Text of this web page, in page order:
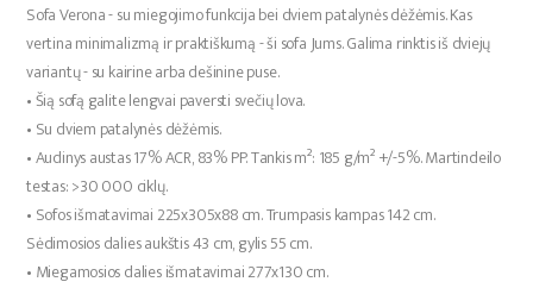
Sofa Verona - su miegojimo funkcija bei dviem patalynės dėžėmis. Kas
vertina minimalizmą ir praktiškumą - ši sofa Jums. Galima rinktis iš dviejų
variantų - su kairine arba dešinine puse.
•Šią sofą galite lengvai paversti svečių lova.
• Su dviem patalynės dėžėmis.
•Audinys austas 17% ACR, 83% PP. Tankis m²: 185 g/m² +/-5%. Martindeilo
testas: >30 000 ciklų.
• Sofos išmatavimai 225x305x88 cm. Trumpasis kampas 142 cm.
Sėdimosios dalies aukštis 43 cm, gylis 55 cm.
• Miegamosios dalies išmatavimai 277x130 cm.